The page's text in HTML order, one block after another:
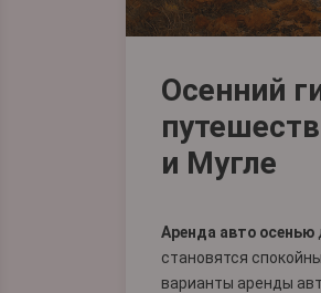
Осенний
и Мугле
Аренда авто осенью
становятся
варианты аренды